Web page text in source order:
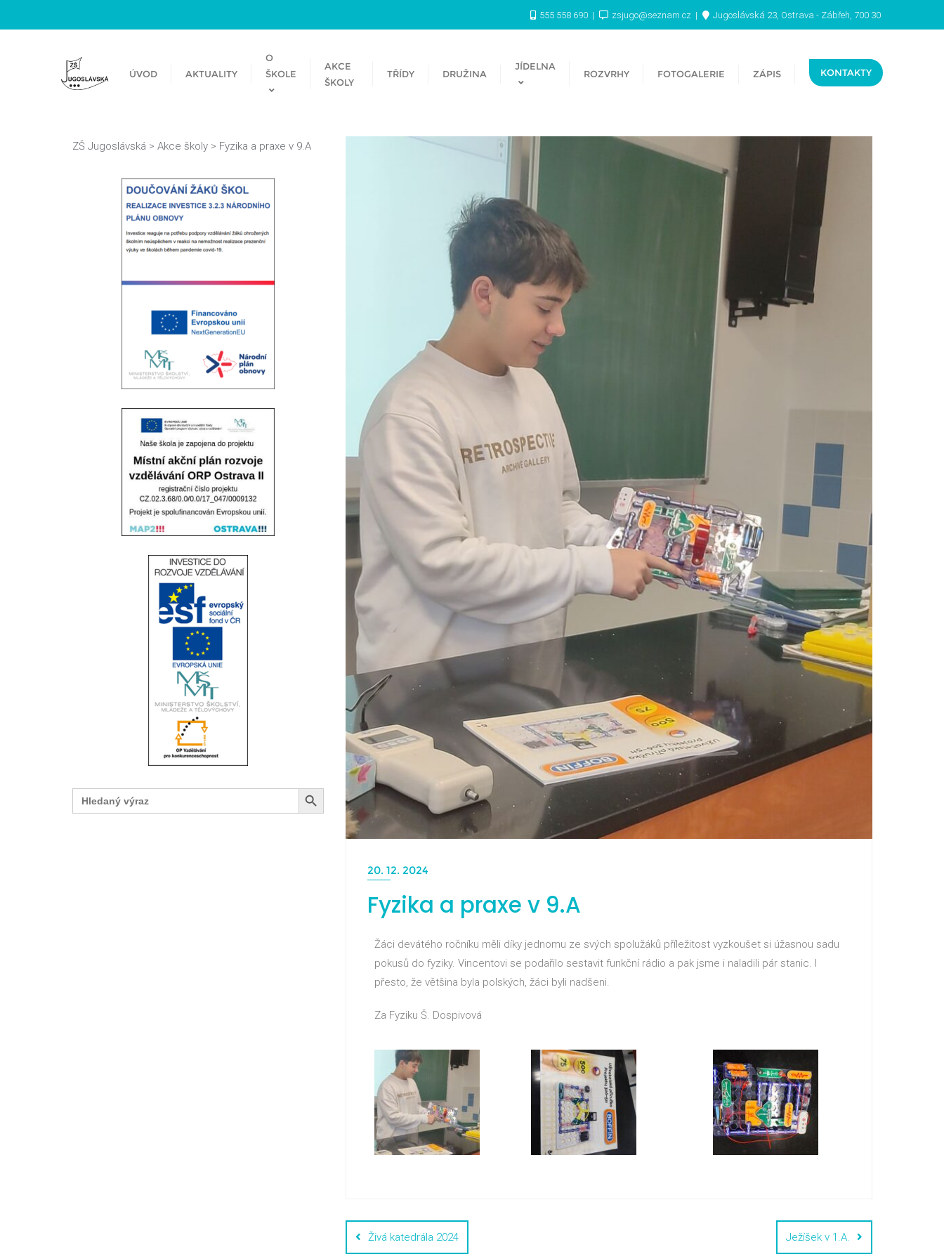
555 558 690 zsjugo@seznam.cz Jugoslávská 23, Ostrava - Zábřeh, 700 30
ÚVOD AKTUALITY
O
ŠKOLE
AKCE
ŠKOLY
TŘÍDY DRUŽINA
JÍDELNA
ROZVRHY FOTOGALERIE ZÁPIS KONTAKTY
20. 12. 2024
Fyzika a praxe v 9.A
Žáci devátého ročníku měli díky jednomu ze svých spolužáků příležitost vyzkoušet si úžasnou sadu
pokusů do fyziky. Vincentovi se podařilo sestavit funkční rádio a pak jsme i naladili pár stanic. I
přesto, že většina byla polských, žáci byli nadšeni.
Za Fyziku Š. Dospivová
Živá katedrála 2024 Ježíšek v 1.A.
ZŠ Jugoslávská > Akce školy > Fyzika a praxe v 9.A
Search
for: